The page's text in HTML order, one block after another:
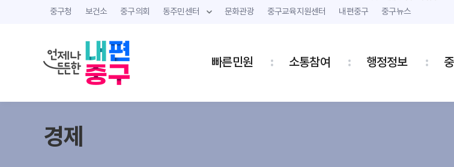
중구청 보건소 중구의회 동주민센터 문화관광 중구교육지원센터 내편중구 중구뉴스
빠른민원 소통참여 행정정보
경제